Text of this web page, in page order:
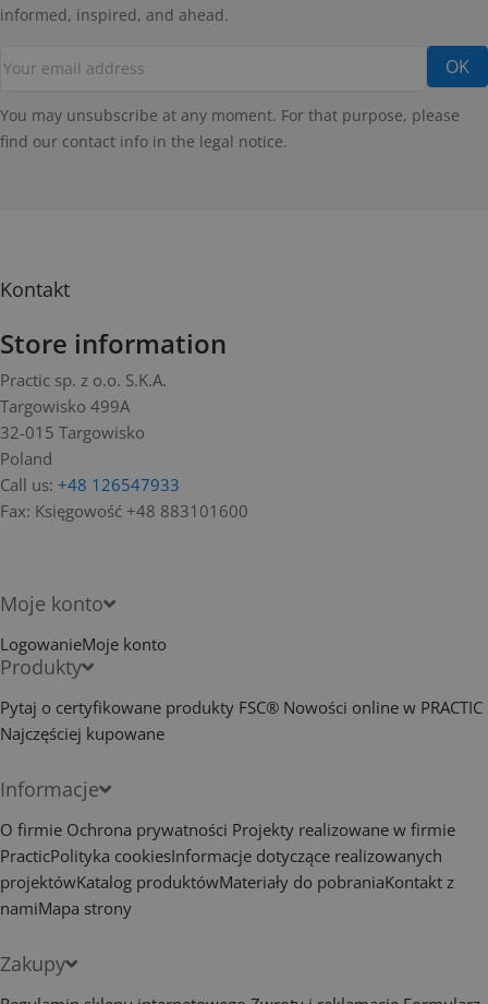
informed, inspired, and ahead.
You may unsubscribe at any moment. For that purpose, please
find our contact info in the legal notice.
Kontakt
Store information
Practic sp. z o.o. S.K.A.
Targowisko 499A
32-015 Targowisko
Poland
Call us: +48 126547933
Fax: Księgowość +48 883101600
Moje konto
LogowanieMoje konto
Produkty
Pytaj o certyfikowane produkty FSC® Nowości online w PRACTIC
Najczęściej kupowane
Informacje
O firmie Ochrona prywatności Projekty realizowane w firmie
PracticPolityka cookiesInformacje dotyczące realizowanych
projektówKatalog produktówMateriały do pobraniaKontakt z
namiMapa strony
Zakupy